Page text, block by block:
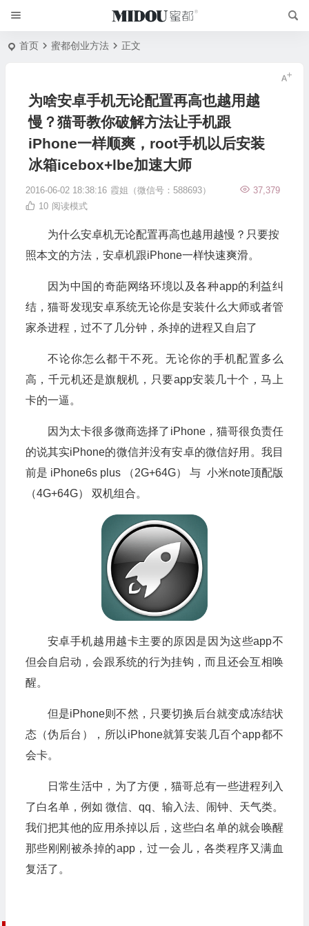
首页 蜜都创业方法 正文
为啥安卓手机无论配置再高也越用越
慢？猫哥教你破解方法让手机跟
iPhone一样顺爽，root手机以后安装
冰箱icebox+lbe加速大师
2016-06-02 18:38:16 霞姐（微信号：588693）
37,379
10 阅读模式
为什么安卓机无论配置再高也越用越慢？只要按
照本文的方法，安卓机跟iPhone一样快速爽滑。
因为中国的奇葩网络环境以及各种app的利益纠
结，猫哥发现安卓系统无论你是安装什么大师或者管
家杀进程，过不了几分钟，杀掉的进程又自启了
不论你怎么都干不死。无论你的手机配置多么
高，千元机还是旗舰机，只要app安装几十个，马上
卡的一逼。
因为太卡很多微商选择了iPhone，猫哥很负责任
的说其实iPhone的微信并没有安卓的微信好用。我目
前是 iPhone6s plus （2G+64G） 与 小米note顶配版
（4G+64G） 双机组合。
安卓手机越用越卡主要的原因是因为这些app不
但会自启动，会跟系统的行为挂钩，而且还会互相唤
醒。
但是iPhone则不然，只要切换后台就变成冻结状
态（伪后台），所以iPhone就算安装几百个app都不
会卡。
日常生活中，为了方便，猫哥总有一些进程列入
了白名单，例如 微信、qq、输入法、闹钟、天气类。
我们把其他的应用杀掉以后，这些白名单的就会唤醒
那些刚刚被杀掉的app，过一会儿，各类程序又满血
复活了。